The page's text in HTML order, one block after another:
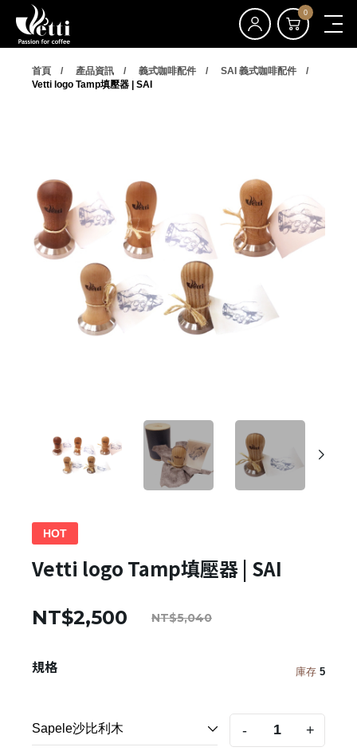
0
首頁 產品資訊 義式咖啡配件
SAI 義式咖啡配件
Vetti logo Tamp填壓器 | SAI
HOT
Vetti logo Tamp填壓器 | SAI
NT$2,500 NT$5,040
規格 庫存 5
- +